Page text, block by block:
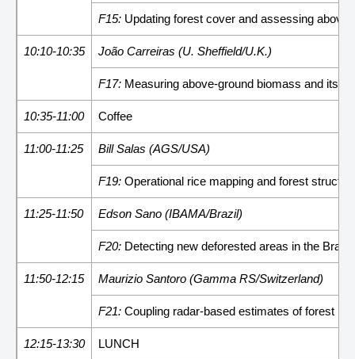
F15: Updating forest cover and assessing
10:10-10:35 João Carreiras (U. Sheffield/U.K.)
F17: Measuring above-ground biomass and its
10:35-11:00 Coffee
11:00-11:25 Bill Salas (AGS/USA)
F19: Operational rice mapping and forest
11:25-11:50 Edson Sano (IBAMA/Brazil)
F20: Detecting new deforested areas in the
11:50-12:15 Maurizio Santoro (Gamma RS/Switzerland)
F21: Coupling radar-based estimates of forest
12:15-13:30 LUNCH